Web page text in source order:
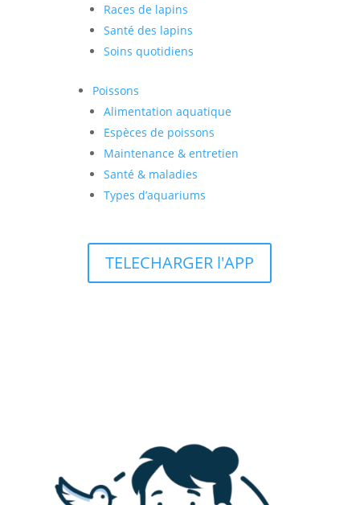
Races de lapins
Santé des lapins
Soins quotidiens
Poissons
Alimentation aquatique
Espèces de poissons
Maintenance & entretien
Santé & maladies
Types d’aquariums
TELECHARGER l'APP